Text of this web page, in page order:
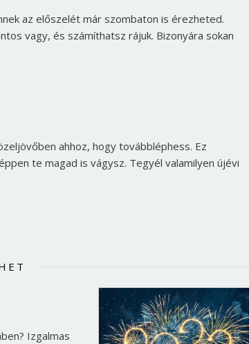
az előszelét már szombaton is érezheted.
vagy, és számíthatsz rájuk. Bizonyára sokan
ahhoz, hogy továbbléphess. Ez
te magad is vágysz. Tegyél valamilyen újévi
Izgalmas